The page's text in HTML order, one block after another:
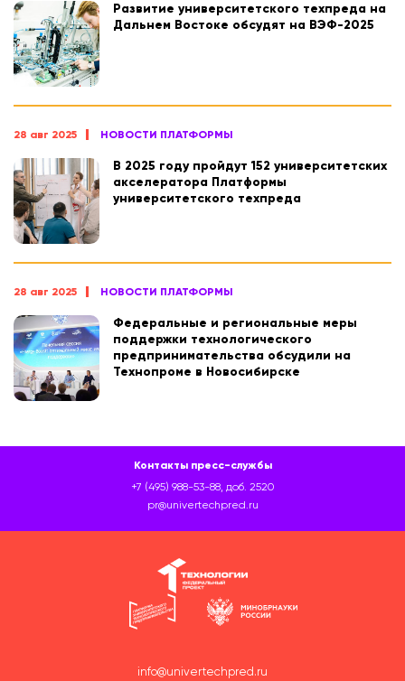
Развитие университетского техпреда на
Дальнем Востоке обсудят на ВЭФ-2025
28 авг 2025 НОВОСТИ ПЛАТФОРМЫ
В 2025 году пройдут 152 университетских
акселератора Платформы
университетского техпреда
28 авг 2025 НОВОСТИ ПЛАТФОРМЫ
Федеральные и региональные меры
поддержки технологического
предпринимательства обсудили на
Технопроме в Новосибирске
Контакты пресс-службы
+7 (495) 988-53-88, доб. 2520
pr@univertechpred.ru
info@univertechpred.ru